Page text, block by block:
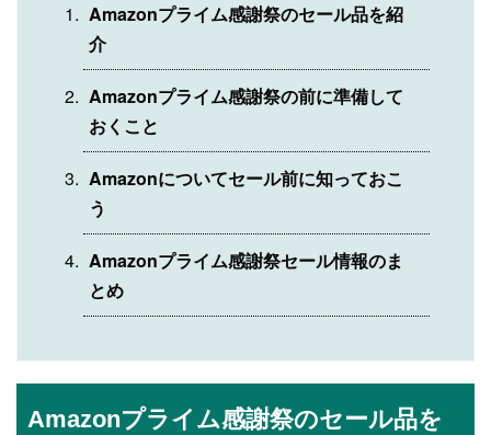
Amazonプライム感謝祭のセール品を紹
介
Amazonプライム感謝祭の前に準備して
おくこと
Amazonについてセール前に知っておこ
う
Amazonプライム感謝祭セール情報のま
とめ
Amazonプライム感謝祭のセール品を